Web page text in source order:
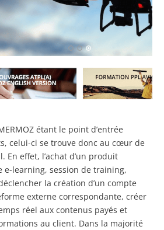
étant le point d’entrée
celui-ci se trouve donc au cœur de
En effet, l’achat d’un produit
e-learning, session de training,
la création d’un compte
externe correspondante, créer
réel aux contenus payés et
au client. Dans la majorité